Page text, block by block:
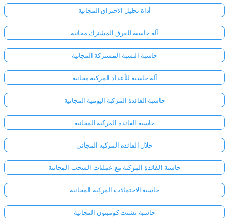
أداة تحليل الاحتراق المجانية
آلة حاسبة للفرق المشترك مجانية
حاسبة النسبة المشتركة المجانية
آلة حاسبة للأعداد المركبة مجانية
حاسبة الفائدة المركبة اليومية المجانية
حاسبة الفائدة المركبة المجانية
حلال الفائدة المركبة المجاني
حاسبة الفائدة المركبة مع عمليات السحب المجانية
حاسبة الاحتمالات المركبة المجانية
حاسبة تشتت كومبتون المجانية